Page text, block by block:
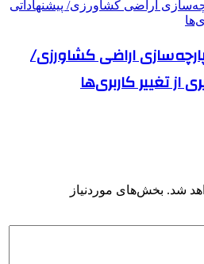
اراضی کشاورزی/
از تغییر کاربری‌ها
شد. بخش‌های موردنیاز